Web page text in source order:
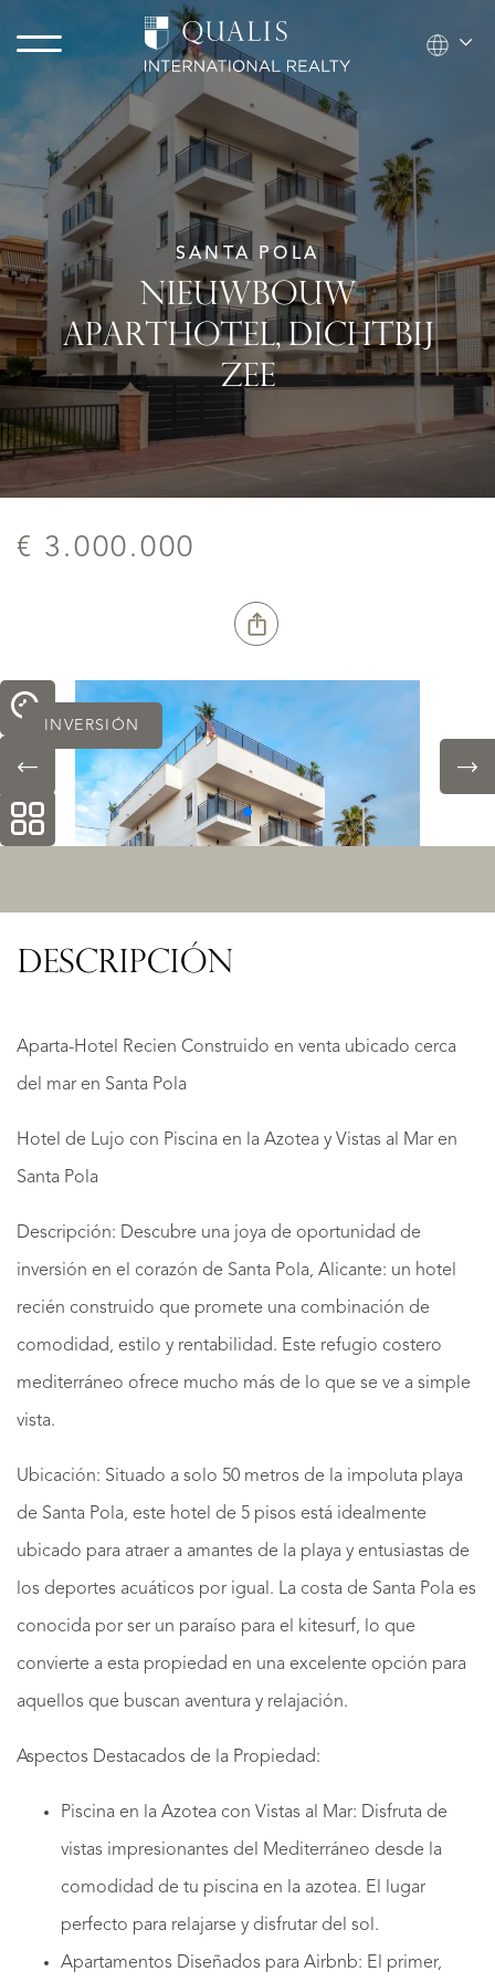
SANTA POLA
NIEUWBOUW
APARTHOTEL, DICHTBIJ
ZEE
€ 3.000.000
INVERSIÓN
DESCRIPCIÓN
Aparta-Hotel Recien Construido en venta ubicado cerca
del mar en Santa Pola
Hotel de Lujo con Piscina en la Azotea y Vistas al Mar en
Santa Pola
Descripción: Descubre una joya de oportunidad de
inversión en el corazón de Santa Pola, Alicante: un hotel
recién construido que promete una combinación de
comodidad, estilo y rentabilidad. Este refugio costero
mediterráneo ofrece mucho más de lo que se ve a simple
vista.
Ubicación: Situado a solo 50 metros de la impoluta playa
de Santa Pola, este hotel de 5 pisos está idealmente
ubicado para atraer a amantes de la playa y entusiastas de
los deportes acuáticos por igual. La costa de Santa Pola es
conocida por ser un paraíso para el kitesurf, lo que
convierte a esta propiedad en una excelente opción para
aquellos que buscan aventura y relajación.
Aspectos Destacados de la Propiedad:
Piscina en la Azotea con Vistas al Mar: Disfruta de
vistas impresionantes del Mediterráneo desde la
comodidad de tu piscina en la azotea. El lugar
perfecto para relajarse y disfrutar del sol.
Apartamentos Diseñados para Airbnb: El primer,